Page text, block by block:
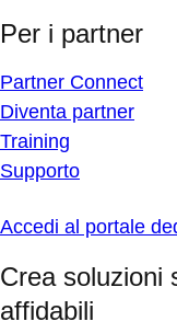
Per i partner
Partner Connect
Diventa partner
Training
Supporto
Accedi al portale
Crea soluzioni
affidabili